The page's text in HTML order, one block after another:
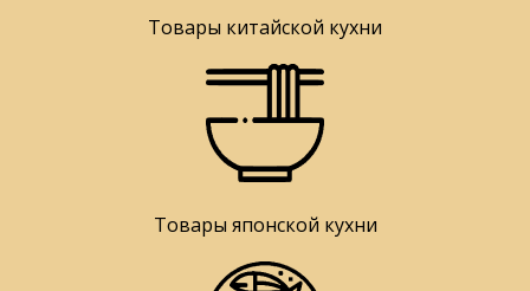
Товары китайской кухни
Товары японской кухни